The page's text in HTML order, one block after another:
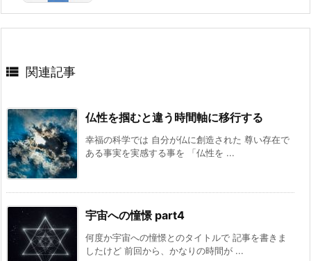
 関連記事
仏性を掴むと違う時間軸に移行する
幸福の科学では 自分が仏に創造された 尊い存在で
ある事実を実感する事を 「仏性を ...
宇宙への憧憬 part4
何度か宇宙への憧憬とのタイトルで 記事を書きま
したけど 前回から、かなりの時間が ...